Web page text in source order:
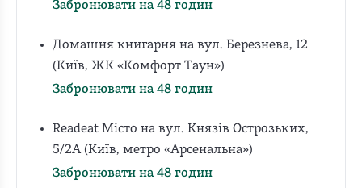
Забронювати на 48 годин
Домашня книгарня на вул. Березнева, 12
(Київ, ЖК «Комфорт Таун»)
Забронювати на 48 годин
Readeat Місто на вул. Князів Острозьких,
5/2А (Київ, метро «Арсенальна»)
Забронювати на 48 годин